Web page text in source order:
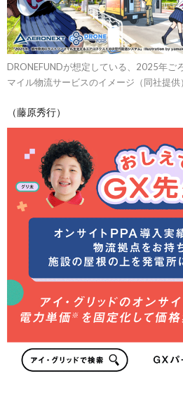
DRONEFUNDが想定している、2025年ご
マイル物流サービスのイメージ（同社提供）
（藤原秀行）